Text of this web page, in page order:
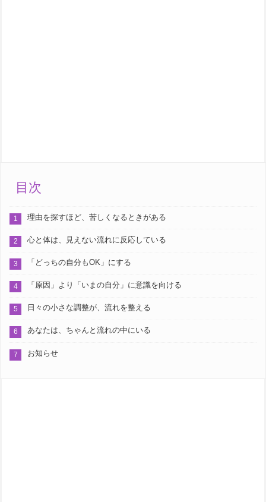
目次
理由を探すほど、苦しくなるときがある
心と体は、見えない流れに反応している
「どっちの自分もOK」にする
「原因」より「いまの自分」に意識を向ける
日々の小さな調整が、流れを整える
あなたは、ちゃんと流れの中にいる
お知らせ